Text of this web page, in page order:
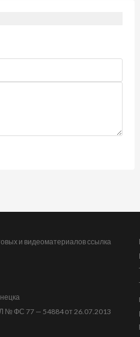
и видеоматериалов ссылка
№ ФС 77 — 54884 от 26.07.2013